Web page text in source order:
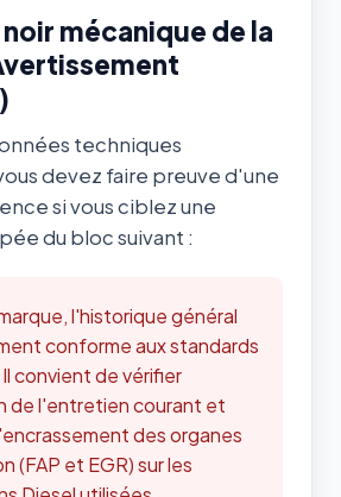
mécanique de la
techniques
devez faire preuve d'une
si vous ciblez une
du bloc suivant :
l'historique général
conforme aux standards
convient de vérifier
de l'entretien courant et
des organes
(FAP et EGR) sur les